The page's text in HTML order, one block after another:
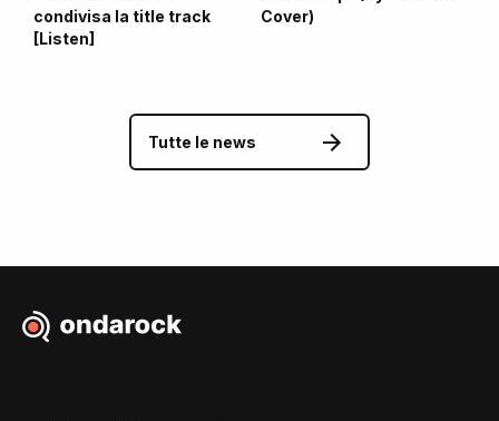
condivisa la title track
[Listen]
Cover)
Tutte le news